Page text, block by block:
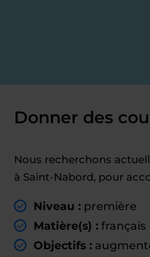
Donner des
Nous recherchons
à Saint-Nabord, pour
Niveau : première
Matière(s) : français
Objectifs :